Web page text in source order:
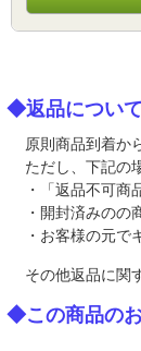
◆返品について
原則商品到着か
ただし、下記の
・「返品不可商
・開封済みのの
・お客様の元で
その他返品に関
◆この商品の